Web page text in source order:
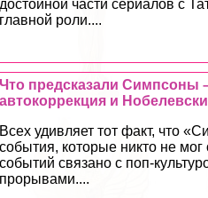
достойной части сериалов с
главной роли....
Что предсказали Симпсоны
автокоррекция и
Всех удивляет тот факт, что
события, которые никто не
событий связано с поп-
прорывами....